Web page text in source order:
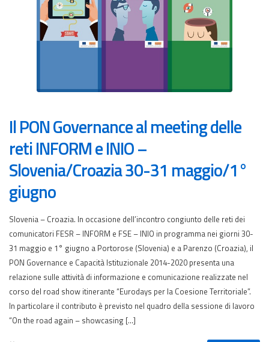
Il PON Governance al meeting delle
reti INFORM e INIO –
Slovenia/Croazia 30-31 maggio/1°
giugno
Slovenia – Croazia. In occasione dell’incontro congiunto delle reti dei
comunicatori FESR – INFORM e FSE – INIO in programma nei giorni 30-
31 maggio e 1° giugno a Portorose (Slovenia) e a Parenzo (Croazia), il
PON Governance e Capacità Istituzionale 2014-2020 presenta una
relazione sulle attività di informazione e comunicazione realizzate nel
corso del road show itinerante “Eurodays per la Coesione Territoriale”.
In particolare il contributo è previsto nel quadro della sessione di lavoro
“On the road again – showcasing […]